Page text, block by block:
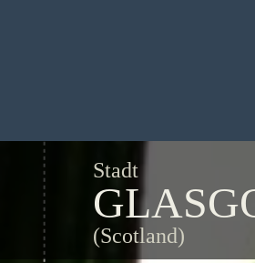
Stadt
(Scotland)